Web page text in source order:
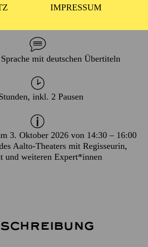
IMPRESSUM
PREMIERE
mit deutschen Übertiteln
inkl. 2 Pausen
3. Oktober 2026 von 14:30 – 16:00
Aalto-Theaters mit Regisseurin,
und weiteren Expert*innen